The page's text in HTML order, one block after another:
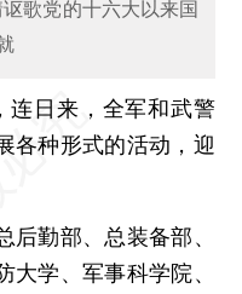
歌党的十六大以来国
日来，全军和武警
各种形式的活动，迎
勤部、总装备部、
学、军事科学院、